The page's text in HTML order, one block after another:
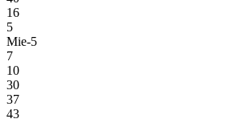
16
5
Mie-5
7
10
30
37
43